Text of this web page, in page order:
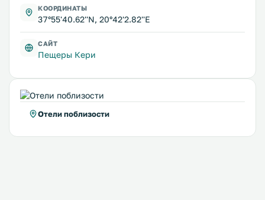
КООРДИНАТЫ
37°55'40.62''N, 20°42'2.82''E
САЙТ
Пещеры Кери
Отели поблизости